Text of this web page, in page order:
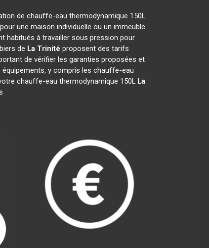
de chauffe-eau thermodynamique 150L
une maison individuelle ou un immeuble
habitués à travailler sous pression pour
de La Trinité proposent des tarifs
de vérifier les garanties proposées et
y compris les chauffe-eau
chauffe-eau thermodynamique 150L La